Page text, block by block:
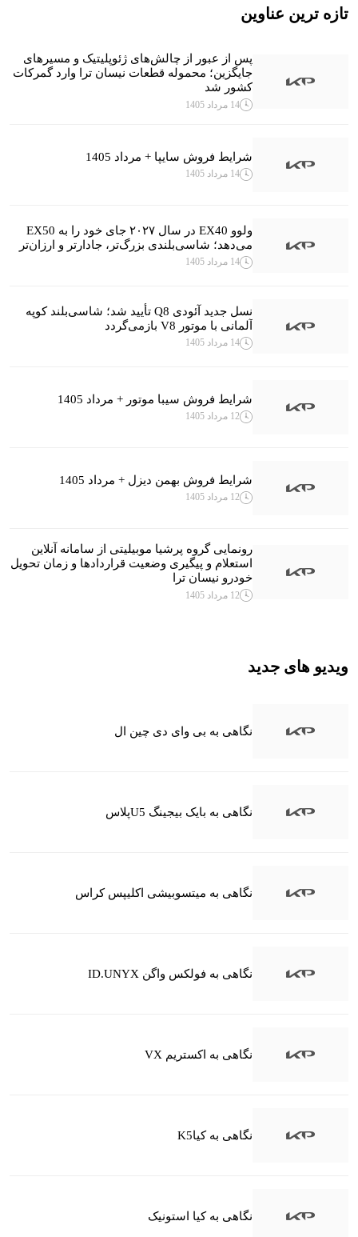
تازه ترین عناوین
پس از عبور از چالش‌های ژئوپلیتیک و مسیرهای
جایگزین؛ محموله قطعات نیسان ترا وارد گمرکات
کشور شد
14 مرداد 1405
شرایط فروش سایپا + مرداد 1405
14 مرداد 1405
ولوو EX40 در سال ۲۰۲۷ جای خود را به EX50
می‌دهد؛ شاسی‌بلندی بزرگ‌تر، جادارتر و ارزان‌تر
14 مرداد 1405
نسل جدید آئودی Q8 تأیید شد؛ شاسی‌بلند کوپه
آلمانی با موتور V8 بازمی‌گردد
14 مرداد 1405
شرایط فروش سیبا موتور + مرداد 1405
12 مرداد 1405
شرایط فروش بهمن دیزل + مرداد 1405
12 مرداد 1405
رونمایی گروه پرشیا موبیلیتی از سامانه آنلاین
استعلام و پیگیری وضعیت قراردادها و زمان تحویل
خودرو نیسان ترا
12 مرداد 1405
ویدیو های جدید
نگاهی به بی وای دی چین ال
نگاهی به بایک بیجینگ U5پلاس
نگاهی به میتسوبیشی اکلیپس کراس
نگاهی به فولکس واگن ID.UNYX
نگاهی به اکستریم VX
نگاهی به کیاK5
نگاهی به کیا استونیک